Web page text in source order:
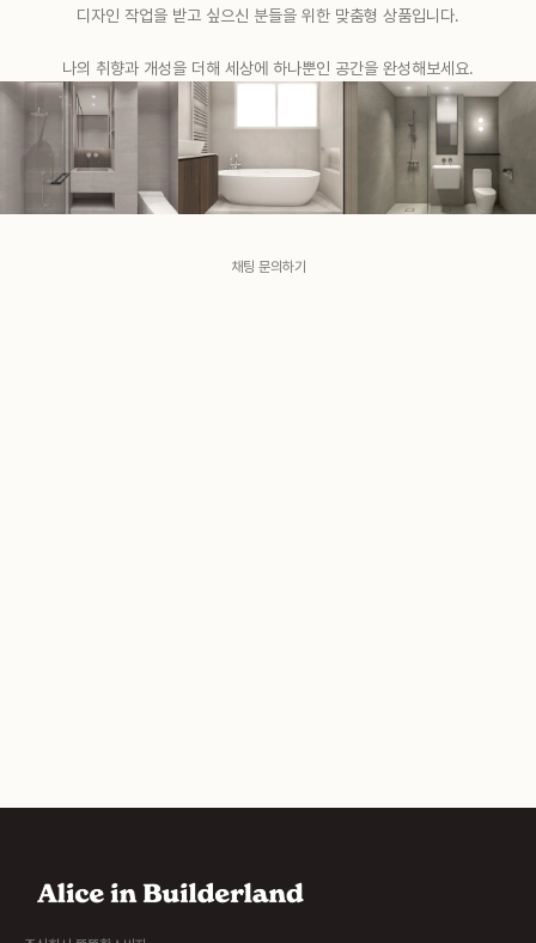
디자인 작업을 받고 싶으신 분들을 위한 맞춤형 상품입니다.
나의 취향과 개성을 더해 세상에 하나뿐인 공간을 완성해보세요.
채팅 문의하기